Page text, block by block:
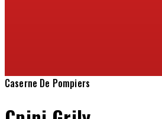
Caserne De Pompiers